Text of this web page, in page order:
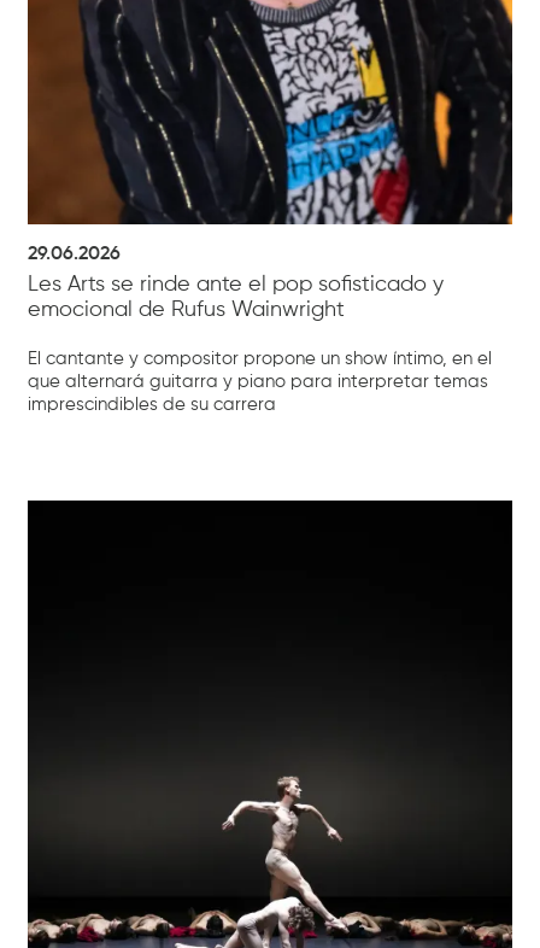
29.06.2026
Les Arts se rinde ante el pop sofisticado y
emocional de Rufus Wainwright
El cantante y compositor propone un show íntimo, en el
que alternará guitarra y piano para interpretar temas
imprescindibles de su carrera